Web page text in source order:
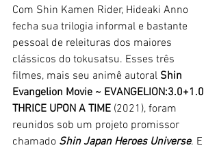
Com Shin Kamen Rider, Hideaki Anno
fecha sua trilogia informal e bastante
pessoal de releituras dos maiores
clássicos do tokusatsu. Esses três
filmes, mais seu animê autoral Shin
Evangelion Movie ~ EVANGELION:3.0+1.0
THRICE UPON A TIME (2021), foram
reunidos sob um projeto promissor
chamado Shin Japan Heroes Universe. E